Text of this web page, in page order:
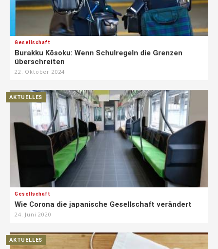
Gesellschaft
Burakku Kōsoku: Wenn Schulregeln die Grenzen
überschreiten
22. Oktober 2024
AKTUELLES
Gesellschaft
Wie Corona die japanische Gesellschaft verändert
24. Juni 2020
AKTUELLES